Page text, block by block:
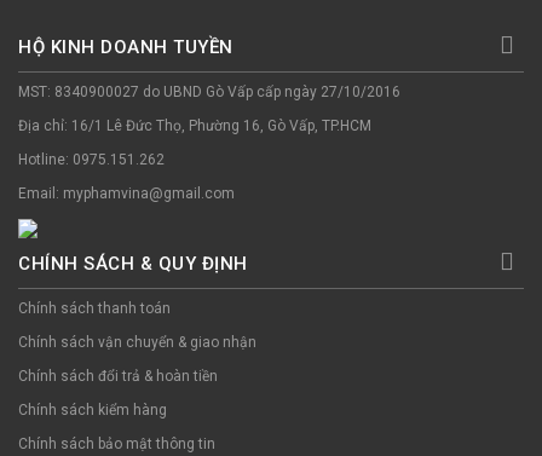
HỘ KINH DOANH TUYỀN
MST: 8340900027 do UBND Gò Vấp cấp ngày 27/10/2016
Địa chỉ: 16/1 Lê Đức Thọ, Phường 16, Gò Vấp, TP.HCM
Hotline: 0975.151.262
Email: myphamvina@gmail.com
CHÍNH SÁCH & QUY ĐỊNH
Chính sách thanh toán
Chính sách vận chuyển & giao nhận
Chính sách đổi trả & hoàn tiền
Chính sách kiểm hàng
Chính sách bảo mật thông tin